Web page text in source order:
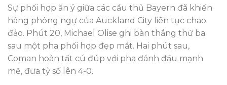
Sự phối hợp ăn ý giữa các cầu thủ Bayern đã khiến
hàng phòng ngự của Auckland City liên tục chao
đảo. Phút 20, Michael Olise ghi bàn thắng thứ ba
sau một pha phối hợp đẹp mắt. Hai phút sau,
Coman hoàn tất cú đúp với pha đánh đầu mạnh
mẽ, đưa tỷ số lên 4-0.